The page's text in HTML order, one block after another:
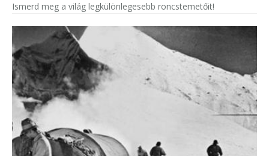
Ismerd meg a világ legkülönlegesebb roncstemetőit!